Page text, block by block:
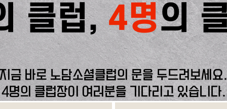
클럽,4명의
지금 바로 노담소셜클럽의 문을 두드려보세요.
4명의 클럽장이 여러분을 기다리고 있습니다.